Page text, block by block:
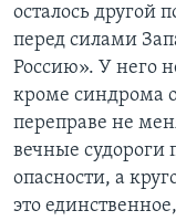
осталось другой
перед силами
Россию». У него
кроме синдрома
переправе не
вечные судороги
опасности, а
это